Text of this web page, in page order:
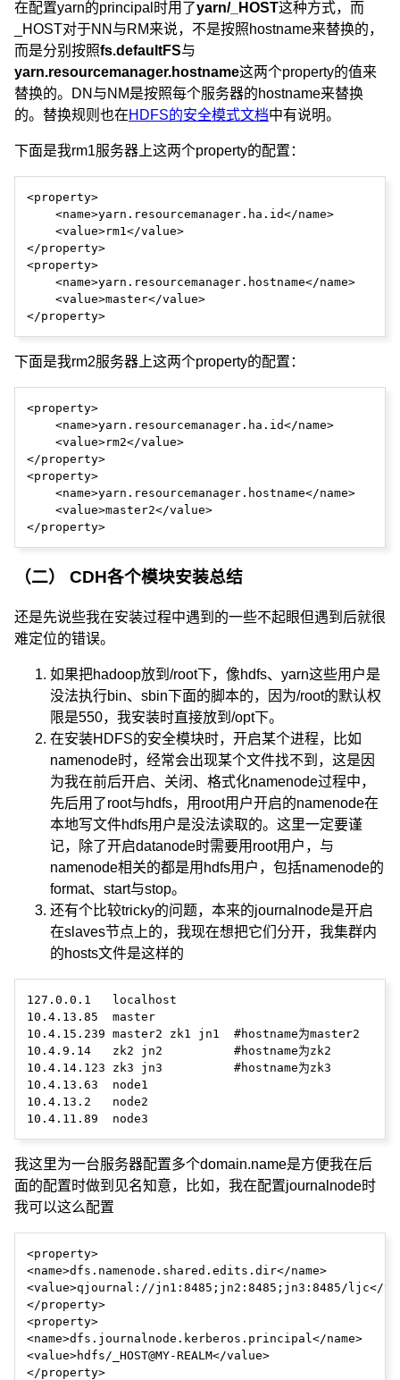
在配置yarn的principal时用了yarn/_HOST这种方式，而
_HOST对于NN与RM来说，不是按照hostname来替换的，
而是分别按照fs.defaultFS与
yarn.resourcemanager.hostname这两个property的值来
替换的。DN与NM是按照每个服务器的hostname来替换
的。替换规则也在HDFS的安全模式文档中有说明。
下面是我rm1服务器上这两个property的配置：
<property>
    <name>yarn.resourcemanager.ha.id</name>
    <value>rm1</value>
</property>
<property>
    <name>yarn.resourcemanager.hostname</name>
    <value>master</value>
下面是我rm2服务器上这两个property的配置：
<property>
    <name>yarn.resourcemanager.ha.id</name>
    <value>rm2</value>
</property>
<property>
    <name>yarn.resourcemanager.hostname</name>
    <value>master2</value>
（二） CDH各个模块安装总结
还是先说些我在安装过程中遇到的一些不起眼但遇到后就很
难定位的错误。
如果把hadoop放到/root下，像hdfs、yarn这些用户是
没法执行bin、sbin下面的脚本的，因为/root的默认权
限是550，我安装时直接放到/opt下。
在安装HDFS的安全模块时，开启某个进程，比如
namenode时，经常会出现某个文件找不到，这是因
为我在前后开启、关闭、格式化namenode过程中，
先后用了root与hdfs，用root用户开启的namenode在
本地写文件hdfs用户是没法读取的。这里一定要谨
记，除了开启datanode时需要用root用户，与
namenode相关的都是用hdfs用户，包括namenode的
format、start与stop。
还有个比较tricky的问题，本来的journalnode是开启
在slaves节点上的，我现在想把它们分开，我集群内
的hosts文件是这样的
127.0.0.1   localhost
10.4.13.85  master
10.4.15.239 master2 zk1 jn1  #hostname为master2
10.4.9.14   zk2 jn2          #hostname为zk2
10.4.14.123 zk3 jn3          #hostname为zk3
10.4.13.63  node1
10.4.13.2   node2
我这里为一台服务器配置多个domain.name是方便我在后
面的配置时做到见名知意，比如，我在配置journalnode时
我可以这么配置
<property>
<name>dfs.namenode.shared.edits.dir</name>
<value>qjournal://jn1:8485;jn2:8485;jn3:8485/ljc</
</property>
<property>
<name>dfs.journalnode.kerberos.principal</name>
<value>hdfs/_HOST@MY-REALM</value>
</property>